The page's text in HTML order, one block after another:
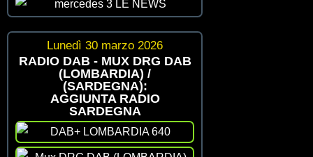
Lunedì 30 marzo 2026
RADIO DAB - MUX DRG DAB
(LOMBARDIA) /
(SARDEGNA):
AGGIUNTA RADIO
SARDEGNA